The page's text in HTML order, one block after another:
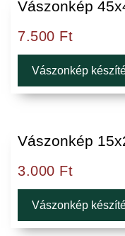
Vászonkép
7.500 Ft
Vászonkép
Vászonkép
3.000 Ft
Vászonkép